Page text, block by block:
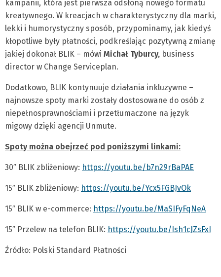
kampanii, która jest pierwsza odsłoną nowego formatu
kreatywnego. W kreacjach w charakterystyczny dla marki,
lekki i humorystyczny sposób, przypominamy, jak kiedyś
kłopotliwe były płatności, podkreślając pozytywną zmianę
jakiej dokonał BLIK – mówi Michał Tyburcy, business
director w Change Serviceplan.
Dodatkowo, BLIK kontynuuje działania inkluzywne –
najnowsze spoty marki zostały dostosowane do osób z
niepełnosprawnościami i przetłumaczone na język
migowy dzięki agencji Unmute.
Spoty można obejrzeć pod poniższymi linkami:
30″ BLIK zbliżeniowy: https://youtu.be/b7n29rBaPAE
15″ BLIK zbliżeniowy: https://youtu.be/Ycx5FGBJvOk
15″ BLIK w e-commerce: https://youtu.be/MaSIFyFqNeA
15″ Przelew na telefon BLIK: https://youtu.be/Ish1cJZsFxI
Źródło: Polski Standard Płatności